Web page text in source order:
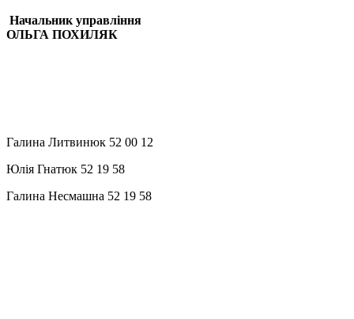
Начальник управління
ОЛЬГА ПОХИЛЯК
Галина Литвинюк 52 00 12
Юлія Гнатюк 52 19 58
Галина Несмашна 52 19 58